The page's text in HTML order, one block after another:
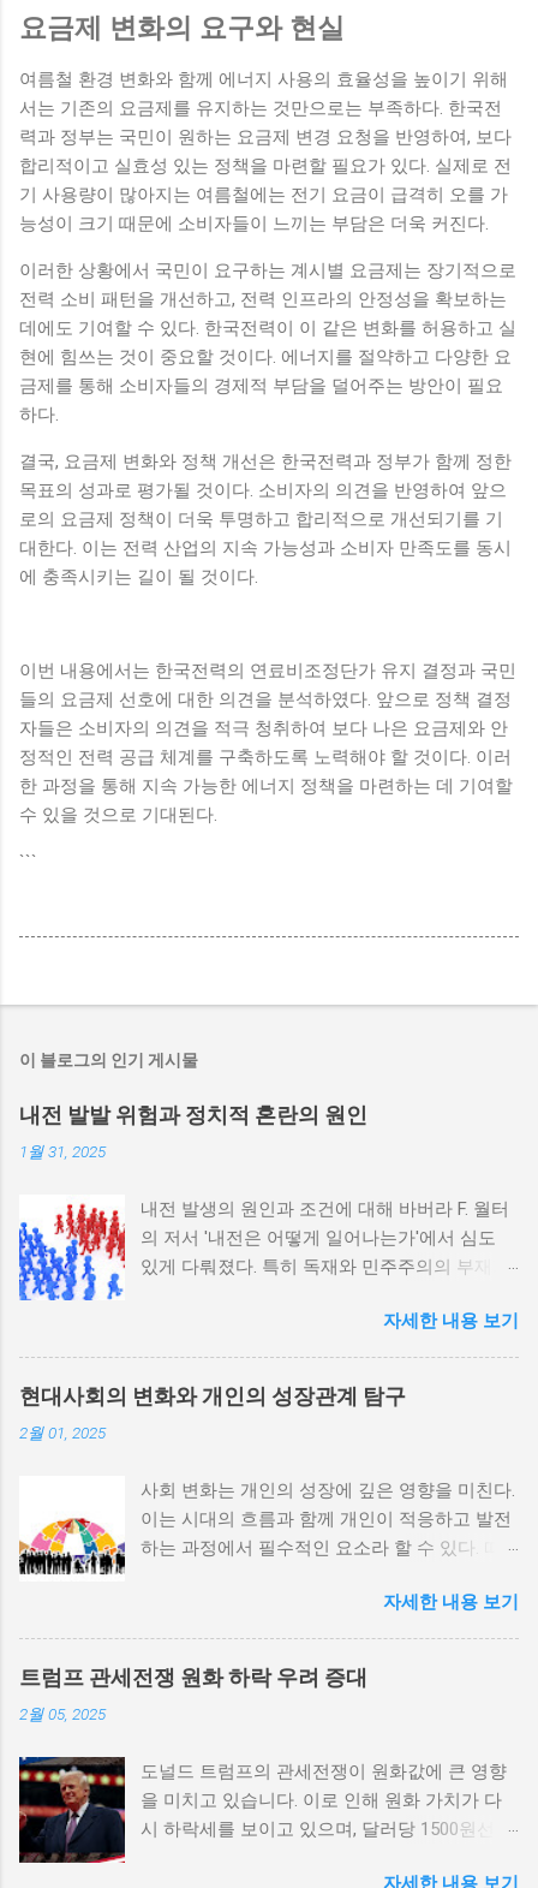
요금제 변화의 요구와 현실
여름철 환경 변화와 함께 에너지 사용의 효율성을 높이기 위해
서는 기존의 요금제를 유지하는 것만으로는 부족하다. 한국전
력과 정부는 국민이 원하는 요금제 변경 요청을 반영하여, 보다
합리적이고 실효성 있는 정책을 마련할 필요가 있다. 실제로 전
기 사용량이 많아지는 여름철에는 전기 요금이 급격히 오를 가
능성이 크기 때문에 소비자들이 느끼는 부담은 더욱 커진다.
이러한 상황에서 국민이 요구하는 계시별 요금제는 장기적으로
전력 소비 패턴을 개선하고, 전력 인프라의 안정성을 확보하는
데에도 기여할 수 있다. 한국전력이 이 같은 변화를 허용하고 실
현에 힘쓰는 것이 중요할 것이다. 에너지를 절약하고 다양한 요
금제를 통해 소비자들의 경제적 부담을 덜어주는 방안이 필요
하다.
결국, 요금제 변화와 정책 개선은 한국전력과 정부가 함께 정한
목표의 성과로 평가될 것이다. 소비자의 의견을 반영하여 앞으
로의 요금제 정책이 더욱 투명하고 합리적으로 개선되기를 기
대한다. 이는 전력 산업의 지속 가능성과 소비자 만족도를 동시
에 충족시키는 길이 될 것이다.
이번 내용에서는 한국전력의 연료비조정단가 유지 결정과 국민
들의 요금제 선호에 대한 의견을 분석하였다. 앞으로 정책 결정
자들은 소비자의 의견을 적극 청취하여 보다 나은 요금제와 안
정적인 전력 공급 체계를 구축하도록 노력해야 할 것이다. 이러
한 과정을 통해 지속 가능한 에너지 정책을 마련하는 데 기여할
수 있을 것으로 기대된다.
```
이 블로그의 인기 게시물
내전 발발 위험과 정치적 혼란의 원인
1월 31, 2025
내전 발생의 원인과 조건에 대해 바버라 F. 월터
의 저서 '내전은 어떻게 일어나는가'에서 심도
있게 다뤄졌다. 특히 독재와 민주주의의 부재가
정치적 파벌화와 경제·군사 체제의 불안정성이
내전의 촉매제가 된다는 사실은 우리에게 중요
한 교훈을 준다. 정치적 불안정성과 내전 발발
위험 정치적 불안정성은 내전 발발의 핵심 요인
적 갈등이 심화되고, 이로 인해 내전의 위험이
증가한다. 이와 같은 경우, 국민들은 정부에 대
한 불만을 느끼고, 체제 전복을 위해 무장 세력
역사적으로도 정치적 불안정성이 높은 국가에
서는 종종 내전이 발발했던 예가 많다. 이러한
비극적인 상황을 방지하기 위해서는 먼저 정치
한 원인 중 하나는 경제적 불균형이다. 경제가
일부 계층에 의해 독점되고, 대다수의 국민이 경
제적 불안정과 빈곤 속에서 고통받게 되면, 사회
적 불만이 쌓이기 마련이다. 이와 같은 경제적
자세한 내용 보기
현대사회의 변화와 개인의 성장관계 탐구
2월 01, 2025
사회 변화는 개인의 성장에 깊은 영향을 미친다.
이는 시대의 흐름과 함께 개인이 적응하고 발전
하는 과정에서 필수적인 요소라 할 수 있다. 따
탐구하는 것이 필요하다. 사회 변화의 의미와 구
조 사회 변화란 특정 사회의 구조, 문화, 가치관
등이 시간이 지남에 따라 변화하는 과정을 의미
한다. 이러한 변화는 다양한 요인에 의해 발생할
이루어진다. 예를 들어, 산업 혁명은 사람들이
일하는 방식과 생활 방식을 완전히 변화시켰다.
이에 따라 개인의 역할과 목표 또한 변화할 수밖
자세한 내용 보기
트럼프 관세전쟁 원화 하락 우려 증대
2월 05, 2025
도널드 트럼프의 관세전쟁이 원화값에 큰 영향
을 미치고 있습니다. 이로 인해 원화 가치가 다
시 하락세를 보이고 있으며, 달러당 1500원선이
자세한 내용 보기